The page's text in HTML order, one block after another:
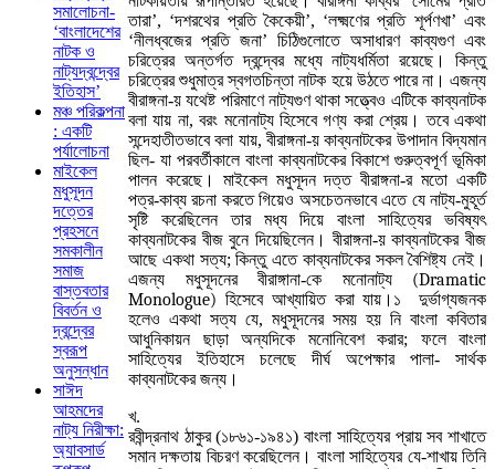
তারা’, ‘দশরথের প্রতি কৈকেয়ী’, ‘লক্ষ্মণের প্রতি শূর্পণখা’ এবং
‘নীলধ্বজের প্রতি জনা’ চিঠিগুলোতে অসাধারণ কাব্যগুণ এবং
চরিত্রের অন্তর্গত দ্বন্দ্বের মধ্যে নাট্যধর্মিতা রয়েছে। কিন্তু
চরিত্রের শুধুমাত্র স্বগতচিন্তা নাটক হয়ে উঠতে পারে না। এজন্য
বীরাঙ্গনা-য় যথেষ্ট পরিমাণে নাট্যগুণ থাকা সত্ত্বেও এটিকে কাব্যনাটক
বলা যায় না, বরং মনোনাট্য হিসেবে গণ্য করা শ্রেয়। তবে একথা
সন্দেহাতীতভাবে বলা যায়, বীরাঙ্গনা-য় কাব্যনাটকের উপাদান বিদ্যমান
ছিল- যা পরবর্তীকালে বাংলা কাব্যনাটকের বিকাশে গুরুত্বপূর্ণ ভূমিকা
পালন করেছে। মাইকেল মধুসূদন দত্ত বীরাঙ্গনা-র মতো একটি
পত্র-কাব্য রচনা করতে গিয়েও অসচেতনভাবে এতে যে নাট্য-মুহূর্ত
সৃষ্টি করেছিলেন তার মধ্য দিয়ে বাংলা সাহিত্যের ভবিষ্যৎ
কাব্যনাটকের বীজ বুনে দিয়েছিলেন। বীরাঙ্গনা-য় কাব্যনাটকের বীজ
আছে একথা সত্য; কিন্তু এতে কাব্যনাটকের সকল বৈশিষ্ট্য নেই।
এজন্য মধুসূদনের বীরাঙ্গানা-কে মনোনাট্য (Dramatic
Monologue) হিসেবে আখ্যায়িত করা যায়।১ দুর্ভাগ্যজনক
হলেও একথা সত্য যে, মধুসূদনের সময় হয় নি বাংলা কবিতার
আধুনিকায়ন ছাড়া অন্যদিকে মনোনিবেশ করার; ফলে বাংলা
সাহিত্যের ইতিহাসে চলেছে দীর্ঘ অপেক্ষার পালা- সার্থক
কাব্যনাটকের জন্য।
খ.
রবীন্দ্রনাথ ঠাকুর (১৮৬১-১৯৪১) বাংলা সাহিত্যের প্রায় সব শাখাতে
সমান দক্ষতায় বিচরণ করেছিলেন। বাংলা সাহিত্যের যে-শাখায় তিনি
সমালোচনা-
‘বাংলাদেশের
নাটক ও
নাট্যদ্বন্দ্বের
ইতিহাস’
মঞ্চ পরিকল্পনা
: একটি
পর্যালোচনা
মাইকেল
মধুসূদন
দত্তের
প্রহসনে
সমকালীন
সমাজ
বাস্তবতার
বিবর্তন ও
দ্বন্দ্বের
স্বরূপ
অনুসন্ধান
সাঈদ
আহমদের
নাট্য নিরীক্ষা:
অ্যাবসার্ড